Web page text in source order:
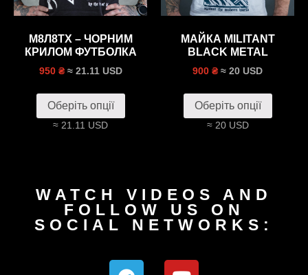
М8Л8ТХ – ЧОРНИМ
КРИЛОМ ФУТБОЛКА
950 ₴ ≈ 21.11 USD
Оберіть опції
≈ 21.11 USD
МАЙКА MILITANT
BLACK METAL
900 ₴ ≈ 20 USD
Оберіть опції
≈ 20 USD
WATCH VIDEOS AND
FOLLOW US ON
SOCIAL NETWORKS: